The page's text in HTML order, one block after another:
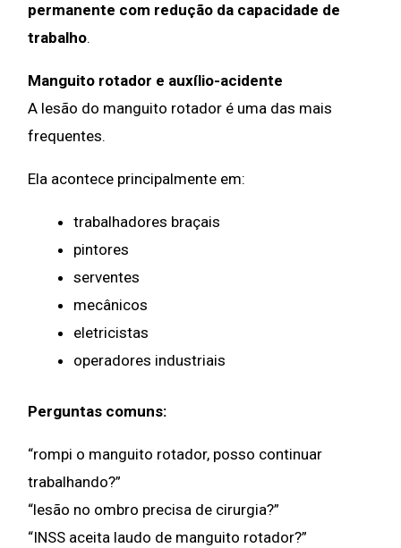
permanente com redução da capacidade de
trabalho.
Manguito rotador e auxílio-acidente
A lesão do manguito rotador é uma das mais
frequentes.
Ela acontece principalmente em:
trabalhadores braçais
pintores
serventes
mecânicos
eletricistas
operadores industriais
Perguntas comuns:
“rompi o manguito rotador, posso continuar
trabalhando?”
“lesão no ombro precisa de cirurgia?”
“INSS aceita laudo de manguito rotador?”